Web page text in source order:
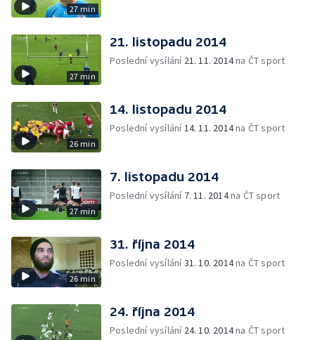
27 min
27 min
21. listopadu 2014
Poslední vysílání 21. 11. 2014na ČT sport
26 min
14. listopadu 2014
Poslední vysílání14. 11. 2014na ČT sport
27 min
7. listopadu 2014
Poslední vysílání 7. 11. 2014na ČT sport
26 min
31. října 2014
Poslední vysílání31. 10. 2014na ČT sport
24. října 2014
Poslední vysílání 24. 10. 2014na ČT sport